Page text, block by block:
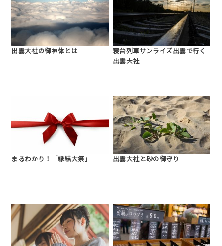
出雲大社の御神体とは
寝台列車サンライズ出雲で行く
出雲大社
まるわかり！「縁結大祭」 出雲大社と砂の御守り